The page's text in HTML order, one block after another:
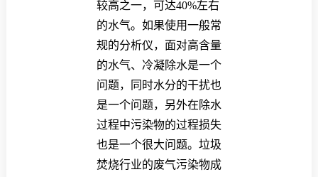
较高之一，可达40%左右
的水气。如果使用一般常
规的分析仪，面对高含量
的水气、冷凝除水是一个
问题，同时水分的干扰也
是一个问题，另外在除水
过程中污染物的过程损失
也是一个很大问题。垃圾
焚烧行业的废气污染物成